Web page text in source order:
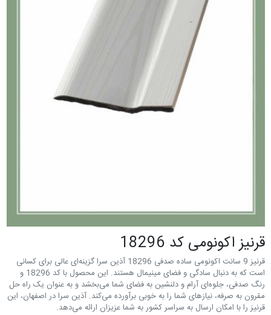
قرنيز اکونومی کد 18296
قرنیز 9 سانت اکونومی ساده صدفی 18296 آذین سرا گزینه‌ای عالی برای کسانی
است که به دنبال سادگی و فضای مینیمال هستند. این محصول با کد 18296 و
رنگ صدفی، جلوه‌ای آرام و دلنشین به فضای شما می‌بخشد و به عنوان یک راه حل
مقرون به صرفه، نیازهای شما را به خوبی برآورده می‌کند. آذین سرا در اصفهان، این
قرنیز را با امکان ارسال به سراسر کشور به شما عزیزان ارائه می‌دهد.